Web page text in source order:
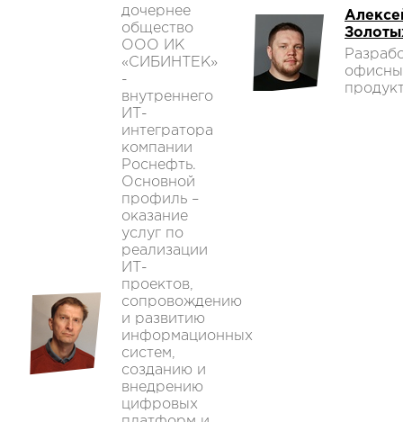
дочернее
общество
ООО ИК
«СИБИНТЕК»
-
внутреннего
ИТ-
интегратора
компании
Роснефть.
Основной
профиль –
оказание
услуг по
реализации
ИТ-
проектов,
сопровождению
и развитию
информационных
систем,
созданию и
внедрению
цифровых